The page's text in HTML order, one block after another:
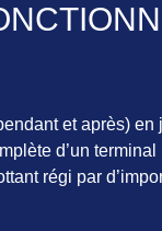
et après) en
d’un terminal
régi par